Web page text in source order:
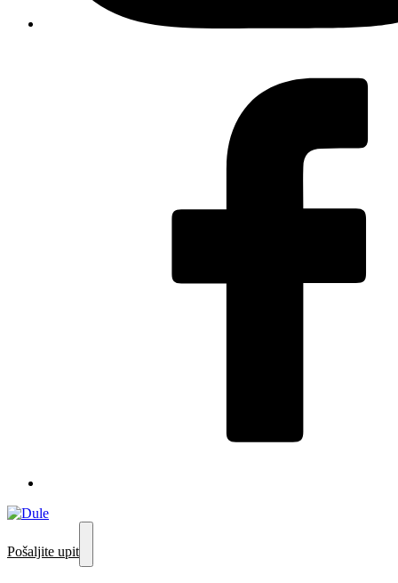
Pošaljite upit